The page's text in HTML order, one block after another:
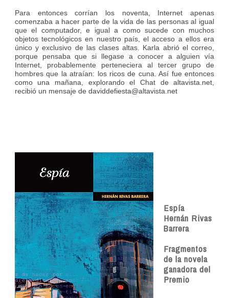
Para entonces corrían los noventa, Internet apenas
comenzaba a hacer parte de la vida de las personas al igual
que el computador, e igual a como sucede con muchos
objetos tecnológicos en nuestro país, el acceso a ellos era
único y exclusivo de las clases altas. Karla abrió el correo,
porque pensaba que si llegase a conocer a alguien vía
Internet, probablemente perteneciera al tercer grupo de
hombres que la atraían: los ricos de cuna. Así fue entonces
como una mañana, explorando el Chat de altavista.net,
recibió un mensaje de daviddefiesta@altavista.net
Espía
Hernán Rivas
Barrera
Fragmentos
de la novela
ganadora del
Premio